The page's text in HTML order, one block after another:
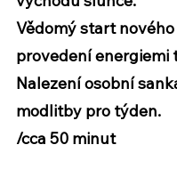
Vědomý start
provedení energiemi
Nalezení osobní
modlitby pro týden.
/cca 50 minut